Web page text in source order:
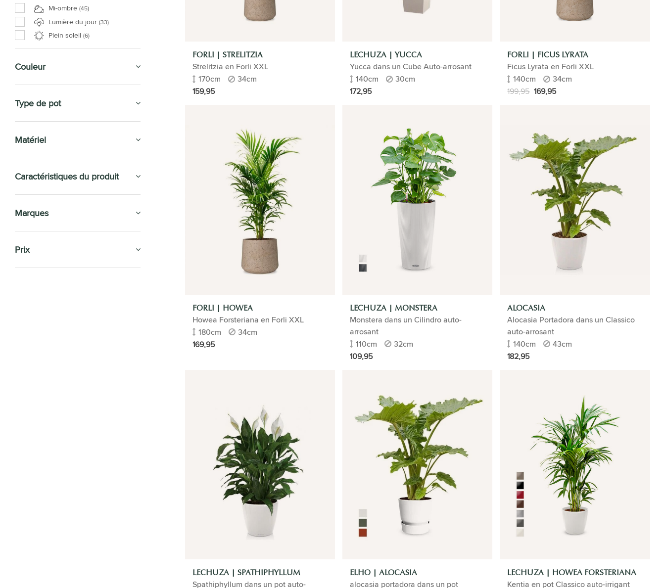
Mi-ombre (45)
Lumière du jour (33)
Plein soleil (6)
Couleur
Type de pot
Matériel
Caractéristiques du produit
Marques
Prix
FORLI | STRELITZIA
Strelitzia en Forli XXL
170cm
34cm
159,95
LECHUZA | YUCCA
Yucca dans un Cube Auto-arrosant
140cm
30cm
172,95
FORLI | FICUS LYRATA
Ficus Lyrata en Forli XXL
140cm
34cm
199,95 169,95
FORLI | HOWEA
Howea Forsteriana en Forli XXL
180cm
34cm
169,95
LECHUZA | MONSTERA
Monstera dans un Cilindro auto-
arrosant
110cm
32cm
109,95
ALOCASIA
Alocasia Portadora dans un Classico
auto-arrosant
140cm
43cm
182,95
LECHUZA | SPATHIPHYLLUM
Spathiphyllum dans un pot auto-
ELHO | ALOCASIA
alocasia portadora dans un pot
LECHUZA | HOWEA FORSTERIANA
Kentia en pot Classico auto-irrigant